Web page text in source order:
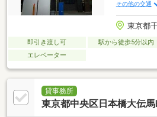
その他の交通
東京都
即引き渡し可 駅から徒歩5分以内
エレベーター
貸事務所
東京都中央区日本橋大伝